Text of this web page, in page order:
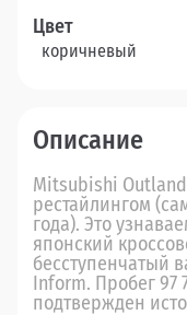
Цвет
коричневый
Описание
Mitsubishi
рестайлингом
года). Это
японский
бесступенчатый
Inform. Пробег
подтвержден